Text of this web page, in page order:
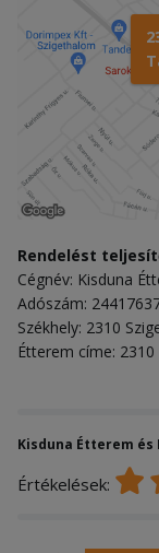
Rendelést
Cégnév: Kisduna
Adószám:
Székhely: 2310
Étterem címe:
Kisduna Étterem és
Értékelések: